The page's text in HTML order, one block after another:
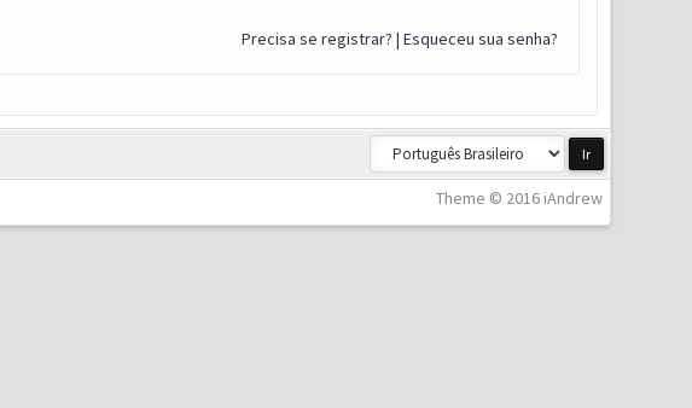
Precisa se registrar? | Esqueceu sua senha?
Theme © 2016 iAndrew